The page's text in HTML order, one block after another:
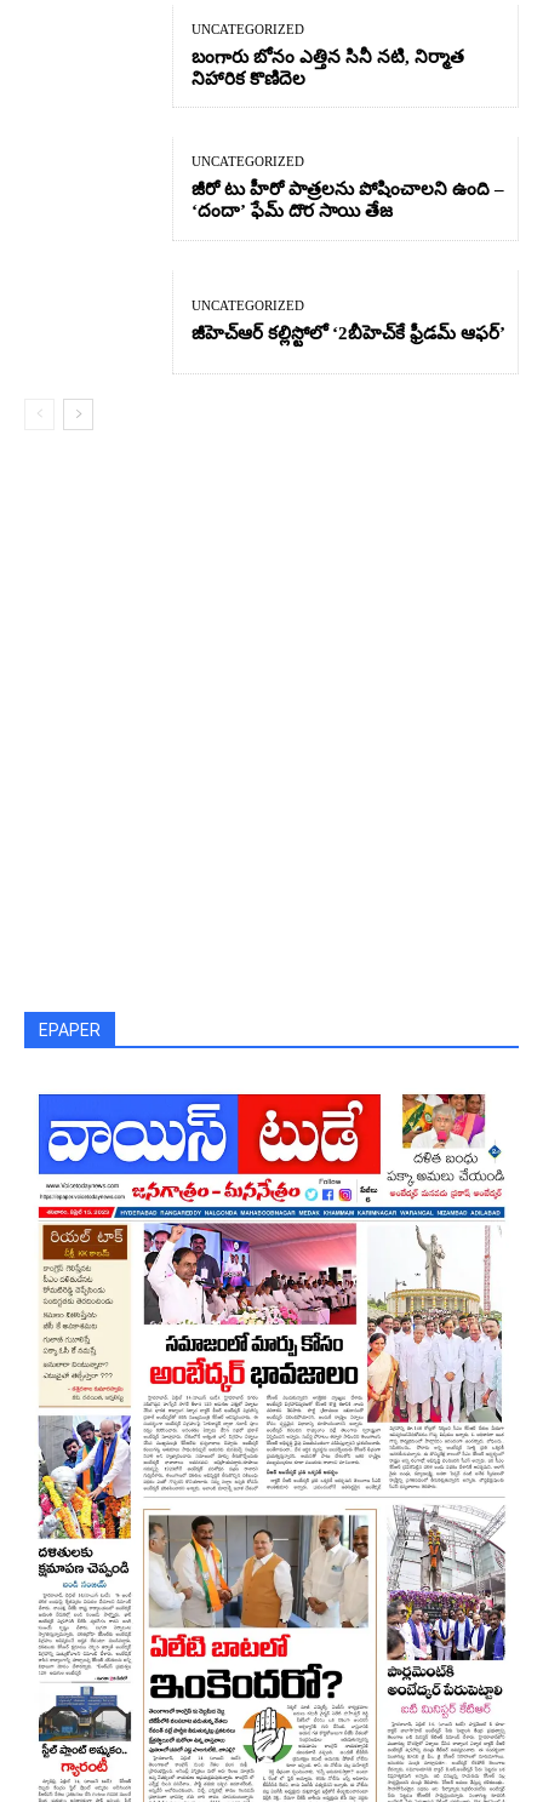
UNCATEGORIZED
బంగారు బోనం ఎత్తిన సినీ నటి, నిర్మాత
నిహారిక కొణిదెల
UNCATEGORIZED
జీరో టు హీరో పాత్రలను పోషించాలని ఉంది –
‘దందా’ ఫేమ్ దొర సాయి తేజ
UNCATEGORIZED
జీహెచ్ఆర్‌ కల్లిస్టోలో ‘2బీహెచ్‌కే ఫ్రీడమ్ ఆఫర్’
EPAPER